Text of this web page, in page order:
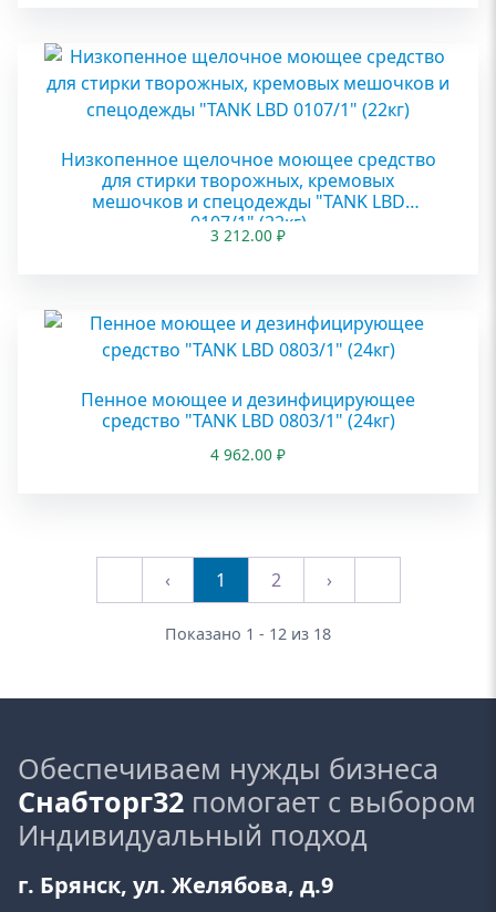
Низкопенное щелочное моющее средство
для стирки творожных, кремовых
мешочков и спецодежды "TANK LBD
0107/1" (22кг)
3 212.00 ₽
Пенное моющее и дезинфицирующее
средство "TANK LBD 0803/1" (24кг)
4 962.00 ₽
1 2
Показано 1 - 12 из 18
Обеспечиваем нужды бизнеса
Снабторг32 помогает с выбором
Индивидуальный подход
г. Брянск, ул. Желябова, д.9